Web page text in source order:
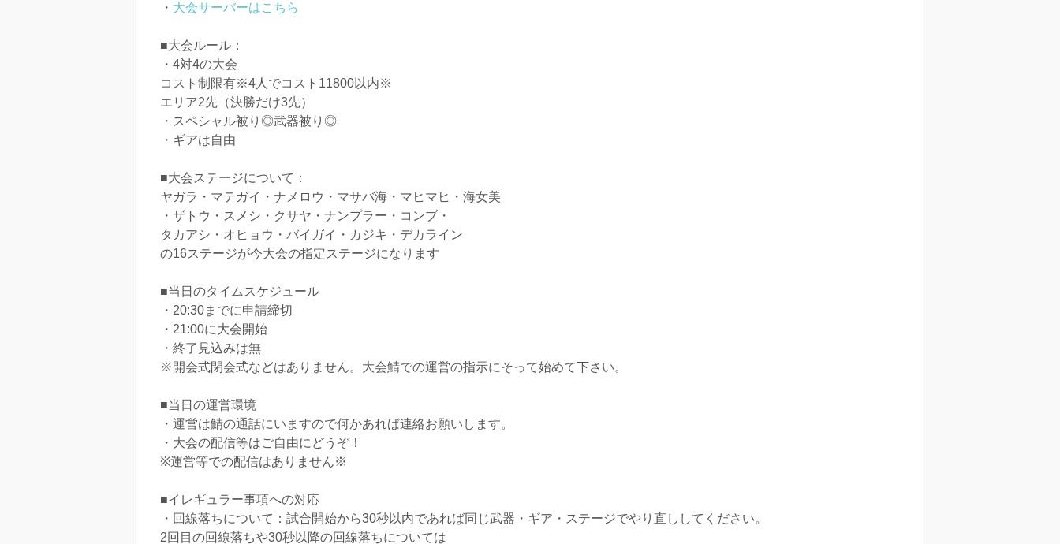
・ 大会サーバーはこちら
■大会ルール：
・4対4の大会
コスト制限有※4人でコスト11800以内※
エリア2先（決勝だけ3先）
・スペシャル被り◎武器被り◎
・ギアは自由
■大会ステージについて：
ヤガラ・マテガイ・ナメロウ・マサバ海・マヒマヒ・海女美
・ザトウ・スメシ・クサヤ・ナンプラー・コンブ・
タカアシ・オヒョウ・バイガイ・カジキ・デカライン
の16ステージが今大会の指定ステージになります
■当日のタイムスケジュール
・20:30までに申請締切
・21:00に大会開始
・終了見込みは無
※開会式閉会式などはありません。大会鯖での運営の指示にそって始めて下さい。
■当日の運営環境
・運営は鯖の通話にいますので何かあれば連絡お願いします。
・大会の配信等はご自由にどうぞ！
※運営等での配信はありません※
■イレギュラー事項への対応
・回線落ちについて：試合開始から30秒以内であれば同じ武器・ギア・ステージでやり直ししてください。
2回目の回線落ちや30秒以降の回線落ちについては